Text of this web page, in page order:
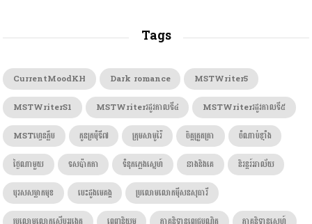
Tags
CurrentMoodKH Dark romance
MSTWriter5
MSTWriterS1
MSTWriterរដូវកាលទី៤
MSTWriterរដូវកាលទី៥
MSTហ្វេនក្លឹប
កូនក្រមុំទី៧ ក្រុមសាមូរ៉ៃ ចិត្តត្រួតត្រា
ចំណាប់ខ្មាំង
ថ្ងៃណាមួយ
ទសប៉ាកកា ទំនុកភ្លេងស្នេហ៍ នាងនិងគេ
និរន្តរ៍អាល័យ
បុរសសម្លាកមុខ
បេះដូងមេគង្គ
ប្រលោមលោកម៉ីសនសុធារី